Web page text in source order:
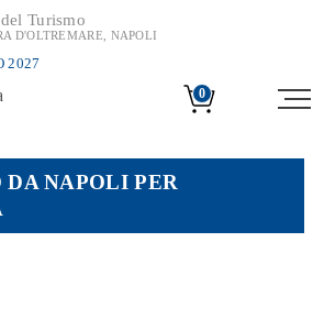
Turismo
D'OLTREMARE, NAPOLI
2027
0
NAPOLI PER